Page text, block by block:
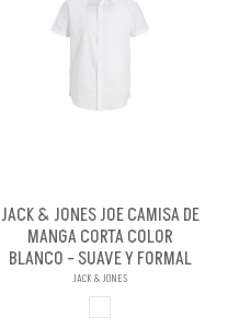
JACK & JONES JOE CAMISA DE
MANGA CORTA COLOR
BLANCO - SUAVE Y FORMAL
JACK & JONES